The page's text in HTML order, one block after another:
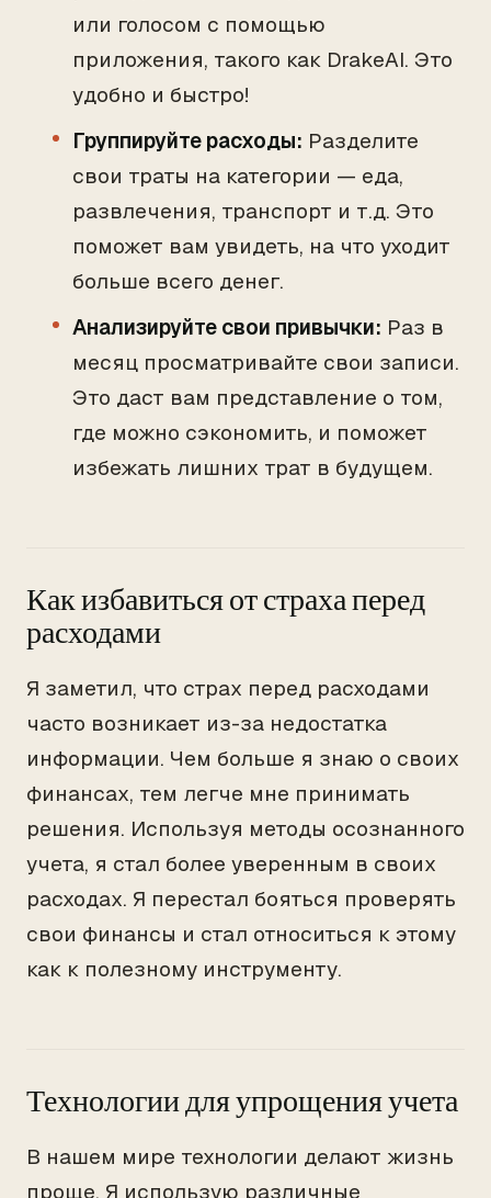
или голосом с помощью
приложения, такого как DrakeAI. Это
удобно и быстро!
Группируйте расходы: Разделите
свои траты на категории — еда,
развлечения, транспорт и т.д. Это
поможет вам увидеть, на что уходит
больше всего денег.
Анализируйте свои привычки: Раз в
месяц просматривайте свои записи.
Это даст вам представление о том,
где можно сэкономить, и поможет
избежать лишних трат в будущем.
Как избавиться от страха перед
расходами
Я заметил, что страх перед расходами
часто возникает из-за недостатка
информации. Чем больше я знаю о своих
финансах, тем легче мне принимать
решения. Используя методы осознанного
учета, я стал более уверенным в своих
расходах. Я перестал бояться проверять
свои финансы и стал относиться к этому
как к полезному инструменту.
Технологии для упрощения учета
В нашем мире технологии делают жизнь
проще. Я использую различные